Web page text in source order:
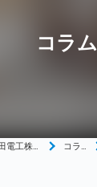
コラム
大阪の電気工事は西田電工株式会社 コラム